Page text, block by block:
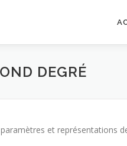
DEGRÉ
et représentations